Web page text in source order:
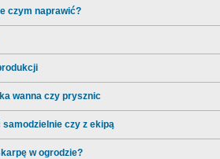
czym naprawić?
wanna czy prysznic
samodzielnie czy z ekipą
w ogrodzie?